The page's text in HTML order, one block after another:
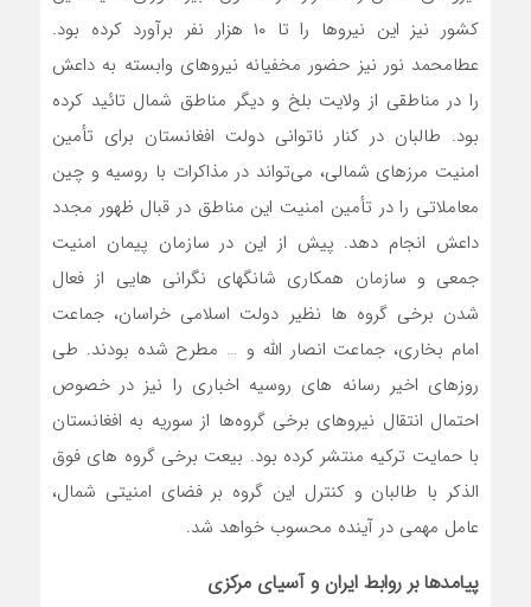
کشور نیز این نیروها را تا ۱۰ هزار نفر برآورد کرده بود.
عطامحمد نور نیز حضور مخفیانه نیروهای وابسته به داعش
را در مناطقی از ولایت بلخ و دیگر مناطق شمال تائید کرده
بود. طالبان در کنار ناتوانی دولت افغانستان برای تأمین
امنیت مرزهای شمالی، می‌تواند در مذاکرات با روسیه و چین
معاملاتی را در تأمین امنیت این مناطق در قبال ظهور مجدد
داعش انجام دهد. پیش از این در سازمان پیمان امنیت
جمعی و سازمان همکاری شانگهای نگرانی‌ هایی از فعال
شدن برخی گروه ‌ها نظیر دولت اسلامی خراسان، جماعت
امام بخاری، جماعت انصار الله و … مطرح شده بودند. طی
روزهای اخیر رسانه ‌های روسیه اخباری را نیز در خصوص
احتمال انتقال نیروهای برخی گروه‌ها از سوریه به افغانستان
با حمایت ترکیه منتشر کرده بود. بیعت برخی گروه‌ های فوق
‌الذکر با طالبان و کنترل این گروه بر فضای امنیتی شمال،
عامل مهمی در آینده محسوب خواهد شد.
پیامدها بر روابط ایران و آسیای مرکزی